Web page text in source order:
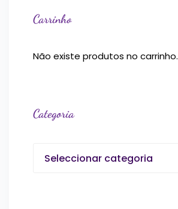
Carrinho
Não existe produtos no carrinho.
Categoria
Seleccionar categoria